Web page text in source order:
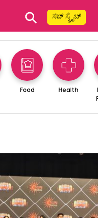
⚲ ಸಬ್ ಸ್ಕ್ರೈಬ್
Food Health